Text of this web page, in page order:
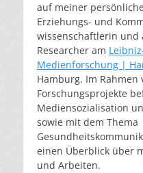
auf meiner
Erziehungs- und
wissenschaftlerin und
Researcher am
Medienforschung |
Hamburg. Im Rahmen
Forschungsprojekte
Mediensozialisation
sowie mit dem Thema
einen Überblick über
und Arbeiten.